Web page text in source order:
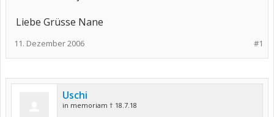
Liebe Grüsse Nane
#1
11. Dezember 2006
Uschi
in memoriam † 18.7.18